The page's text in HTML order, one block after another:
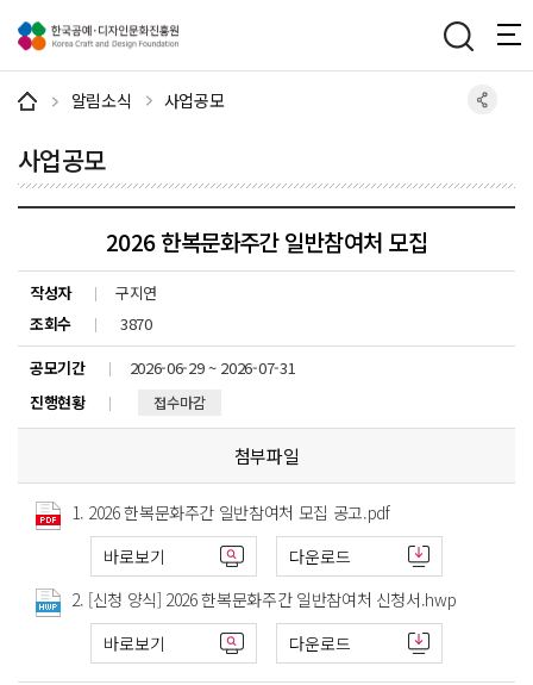
알림소식 사업공모
사업공모
2026 한복문화주간 일반참여처 모집
작성자
구지연
조회수
3870
공모기간
2026-06-29 ~ 2026-07-31
진행현황
접수마감
첨부파일
1. 2026 한복문화주간 일반참여처 모집 공고.pdf
바로보기
다운로드
2. [신청 양식] 2026 한복문화주간 일반참여처 신청서.hwp
바로보기
다운로드